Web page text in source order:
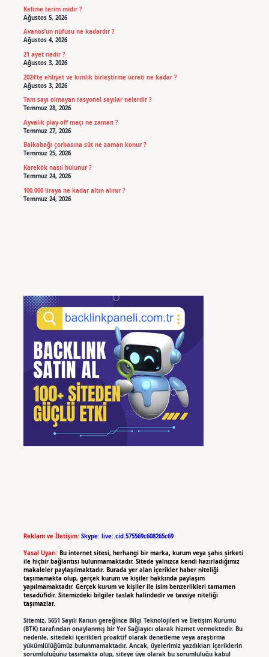
Kelime terim midir ?
Ağustos 5, 2026
Avanos’un nüfusu ne kadardır ?
Ağustos 4, 2026
21 ayet nedir ?
Ağustos 3, 2026
2024’te ehliyet ve kimlik birleştirme ücreti ne kadar ?
Ağustos 3, 2026
Tam sayı olmayan rasyonel sayılar nelerdir ?
Temmuz 28, 2026
Ayvalık play-off maçı ne zaman ?
Temmuz 27, 2026
Balkabağı çorbasına süt ne zaman konur ?
Temmuz 25, 2026
Karekök nasıl bulunur ?
Temmuz 24, 2026
100.000 liraya ne kadar altın alınır ?
Temmuz 24, 2026
Reklam ve İletişim: Skype: live:.cid.575569c608265c69
Yasal Uyarı: Bu internet sitesi, herhangi bir marka, kurum veya şahıs şirketi
ile hiçbir bağlantısı bulunmamaktadır. Sitede yalnızca kendi hazırladığımız
makaleler paylaşılmaktadır. Burada yer alan içerikler haber niteliği
taşımamakta olup, gerçek kurum ve kişiler hakkında paylaşım
yapılmamaktadır. Gerçek kurum ve kişiler ile isim benzerlikleri tamamen
tesadüfidir. Sitemizdeki bilgiler taslak halindedir ve tavsiye niteliği
taşımazlar.
Sitemiz, 5651 Sayılı Kanun gereğince Bilgi Teknolojileri ve İletişim Kurumu
(BTK) tarafından onaylanmış bir Yer Sağlayıcı olarak hizmet vermektedir. Bu
nedenle, sitedeki içerikleri proaktif olarak denetleme veya araştırma
yükümlülüğümüz bulunmamaktadır. Ancak, üyelerimiz yazdıkları içeriklerin
sorumluluğunu taşımakta olup, siteye üye olarak bu sorumluluğu kabul